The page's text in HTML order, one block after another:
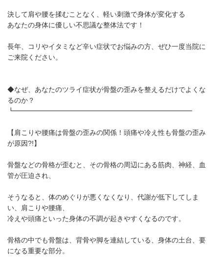
決して肩や腰を揉むことなく、軽い刺激で身体が変化する
あなたの身体に優しい不思議な整体法です！
長年、コリやイタミなど辛い症状でお悩みの方、ぜひ一度当院に
ご来院ください。
◆なぜ、あなたのツライ症状が骨盤の歪みを整えるだけでよくな
るのか？
┗━━━━━━━━━━━━━━━━━━━━━━━━━━
【肩こりや腰痛は骨盤の歪みの関係！頭痛や冷え性も骨盤の歪み
が原因?!】
骨盤などの骨格が歪むと、その骨格の周辺にある筋肉、神経、血
管が圧迫され、
そうなると、体のめぐりが悪くなくなり、代謝が低下してしま
い、肩こりや腰痛、
冷えや頭痛といった身体の不調が起きやすくなるのです。
骨格の中でも骨盤は、背骨や脚を連結している、身体の土台、要
になる重要な部分。